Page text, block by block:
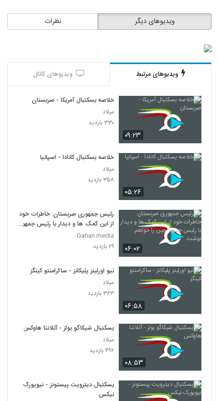
نظرات ویدیوهای دیگر
ویدیوهای مرتبط ویدیوهای کانال
۰۹:۲۳
خلاصه بسکتبال آمریکا - صربستان
میلاد
۳۳۰ بازدید
۰۵:۲۶
خلاصه بسکتبال کانادا - اسپانیا
میلاد
۳۵۸ بازدید
۰۶:۰۲
رئیس جمهوری صربستان: خاطرات خود
از این کمک ها و دیدار با رئیس جمهور
چین را خواهم نوشت
Gahan media
۲۹ بازدید
۰۶:۵۸
نیو اورلینز پلیکانز - ساکرامنتو کینگز
میلاد
۳۶۳ بازدید
۰۸:۵۳
بسکتبال شیکاگو بولز - آتلانتا هاوکس
میلاد
۴۹۲ بازدید
بسکتبال دیترویت پیستونز - نیویورک
نیکس